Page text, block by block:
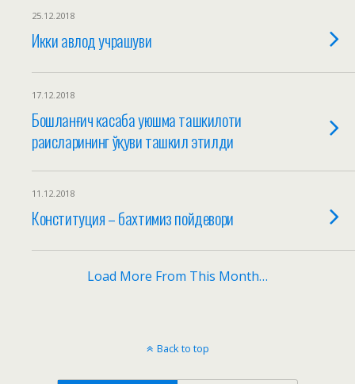
25.12.2018
Икки авлод учрашуви
17.12.2018
Бошланғич касаба уюшма ташкилоти
раисларининг ўқуви ташкил этилди
11.12.2018
Конституция – бахтимиз пойдевори
Load More From This Month…
Back to top